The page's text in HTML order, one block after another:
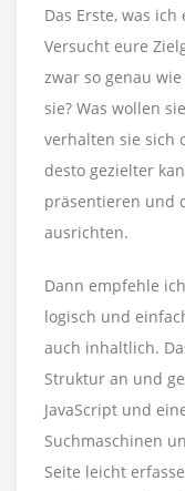
Das Erste, was
Versucht eure
zwar so genau
sie? Was wollen
verhalten sie sich
desto gezielter
präsentieren und
ausrichten.
Dann empfehle
logisch und
auch inhaltlich.
Struktur an und
JavaScript und
Suchmaschinen
Seite leicht